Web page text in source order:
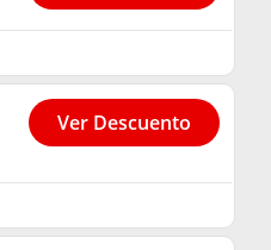
Ver Descuento